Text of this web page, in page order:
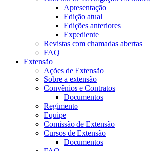
Apresentação
Edição atual
Edições anteriores
Expediente
Revistas com chamadas abertas
FAQ
Extensão
Ações de Extensão
Sobre a extensão
Convênios e Contratos
Documentos
Regimento
Equipe
Comissão de Extensão
Cursos de Extensão
Documentos